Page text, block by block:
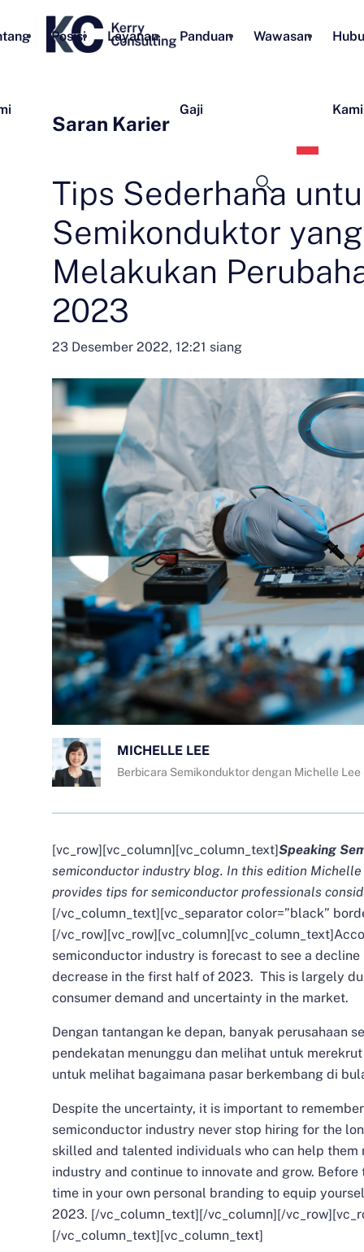
Posisi Layanan Panduan
Gaji
Wawasan
Kami
Saran Karier
Tips Sederhana
Semikonduktor
Melakukan
2023
23 Desember 2022, 12:21 siang
MICHELLE LEE
Berbicara Semikonduktor dengan Michelle Lee
[vc_row][vc_column][vc_column_text]Speaking
semiconductor industry blog. In this edition Michelle
provides tips for semiconductor professionals
[/vc_column_text][vc_separator color=”black”
[/vc_row][vc_row][vc_column][vc_column_text]
semiconductor industry is forecast to see a
decrease in the first half of 2023. This is largely
consumer demand and uncertainty in the market.
Dengan tantangan ke depan, banyak perusahaan
pendekatan menunggu dan melihat untuk
untuk melihat bagaimana pasar berkembang di
Despite the uncertainty, it is important to
semiconductor industry never stop hiring for the
skilled and talented individuals who can help
industry and continue to innovate and grow. Before
time in your own personal branding to equip
2023. [/vc_column_text][/vc_column][/
[/vc_column_text][vc_column_text]